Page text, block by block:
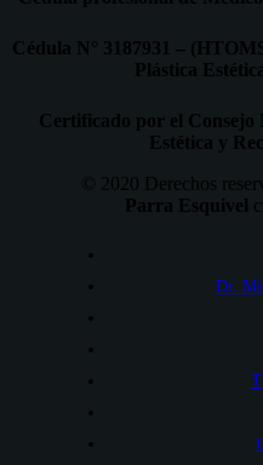
Cédula N° 3187931 –
Plástica
Certificado por el Consejo
Estética y
© 2020 Derechos
Parra Esquivel
Dr.